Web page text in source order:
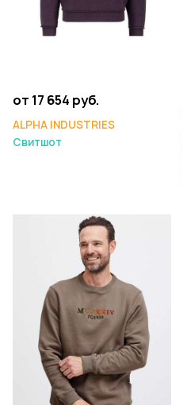
от 17 654 руб.
ALPHA INDUSTRIES
Свитшот